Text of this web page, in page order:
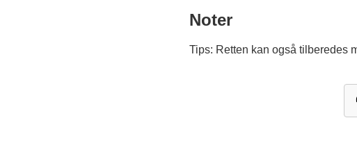
Noter
Tips: Retten kan også tilberedes